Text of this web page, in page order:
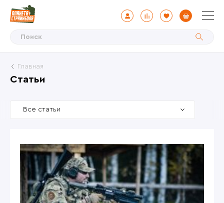
Статьи
Главная